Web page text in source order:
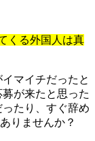
くる外国人は真
マイチだったと
が来たと思った
たり、すぐ辞め
りませんか？